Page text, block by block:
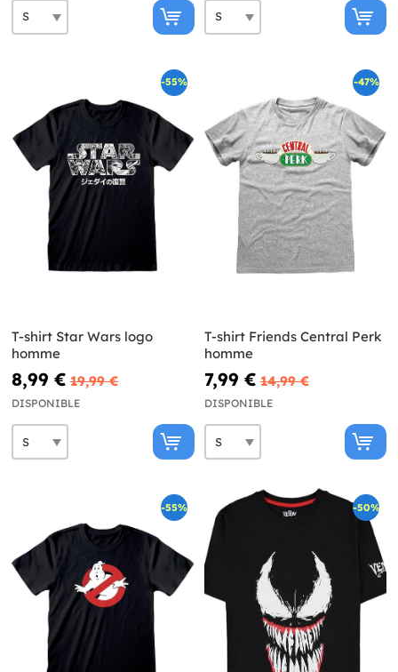
-55%
T-shirt Star Wars logo
homme
8,99 € 19,99 €
DISPONIBLE
-47%
T-shirt Friends Central Perk
homme
7,99 € 14,99 €
DISPONIBLE
-55% -50%